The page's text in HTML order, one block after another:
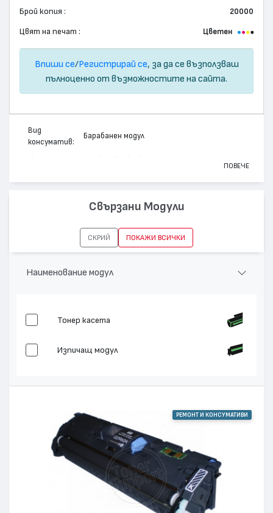
Брой копия : 20000
Цвят на печат : Цветен
Впиши се/Регистрирай се, за да се възползваш
пълноценно от възможностите на сайта.
Вид
консуматив:
Барабанен модул
Color LaserJet 1550, Color LaserJet 2820 MFP,
Color LaserJet 2840 MFP, Color LaserJet 2550
ПОВЕЧЕ
Свързани Модули
СКРИЙ ПОКАЖИ ВСИЧКИ
Наименование модул
Тонер касета
Изпичащ модул
РЕМОНТ И КОНСУМАТИВИ